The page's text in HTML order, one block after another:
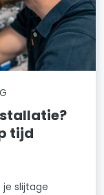
tijd
slijtage